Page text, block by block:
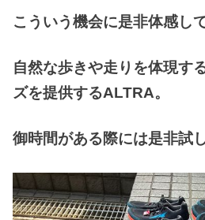
こういう機会に是非体感し
自然な歩きや走りを体現す
ズを提供するALTRA。
御時間がある際には是非試